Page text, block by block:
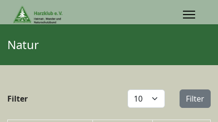
Natur
Filter Anzeige # Filter